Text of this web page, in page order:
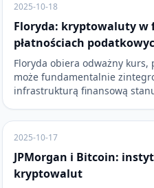
2025-10-18
Floryda: kryptowaluty w
płatnościach
Floryda obiera odważny
może fundamentalnie
infrastrukturą finansową
2025-10-17
JPMorgan i Bitcoin:
kryptowalut